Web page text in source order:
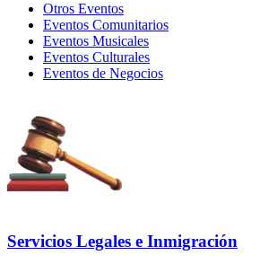
Otros Eventos
Eventos Comunitarios
Eventos Musicales
Eventos Culturales
Eventos de Negocios
Servicios Legales e Inmigración